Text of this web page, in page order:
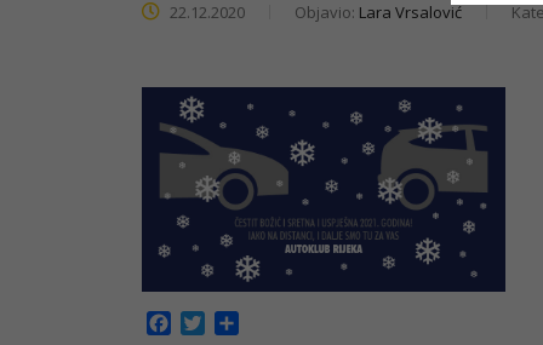
22.12.2020 Objavio: Lara Vrsalović
Facebook
Twitter